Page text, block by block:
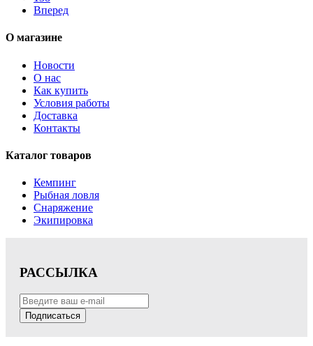
Вперед
О магазине
Новости
О нас
Как купить
Условия работы
Доставка
Контакты
Каталог товаров
Кемпинг
Рыбная ловля
Снаряжение
Экипировка
РАССЫЛКА
Подписаться